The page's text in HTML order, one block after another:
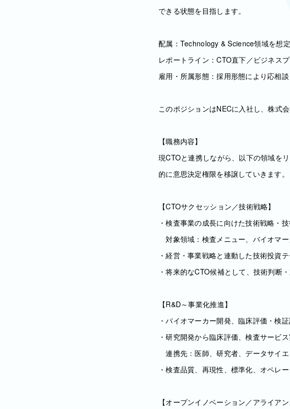
できる状態を目指します。
配属：Technology & Science領域を想定
レポートライン：CTO直下／ビジネス
雇用・所属形態：採用形態により応相
このポジションはNECに入社し、株式
【職務内容】
現CTOと連携しながら、以下の領域を
的に意思決定権限を移譲していきます。
【CTOサクセッション／技術戦略】
・検査事業の成長に向けた技術戦略・
対象領域：検査メニュー、バイオマ
・経営・事業戦略と連動した技術投資
・将来的なCTO候補として、技術判断
【R&D～事業化推進】
・バイオマーカー開発、臨床評価・検
・研究開発から臨床評価、検査サービ
連携先：医師、研究者、データサイ
・検査品質、再現性、標準化、オペレ
【オープンイノベーション／アライアン